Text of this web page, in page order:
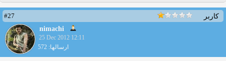
کاربر
#27
nimachi
25 Dec 2012 12:11
ارسالها: 572